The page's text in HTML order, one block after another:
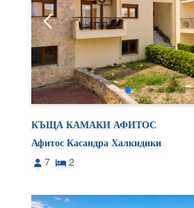
КЪЩА КАМАКИ АФИТОС
Афитос Касандра Халкидики
7 2